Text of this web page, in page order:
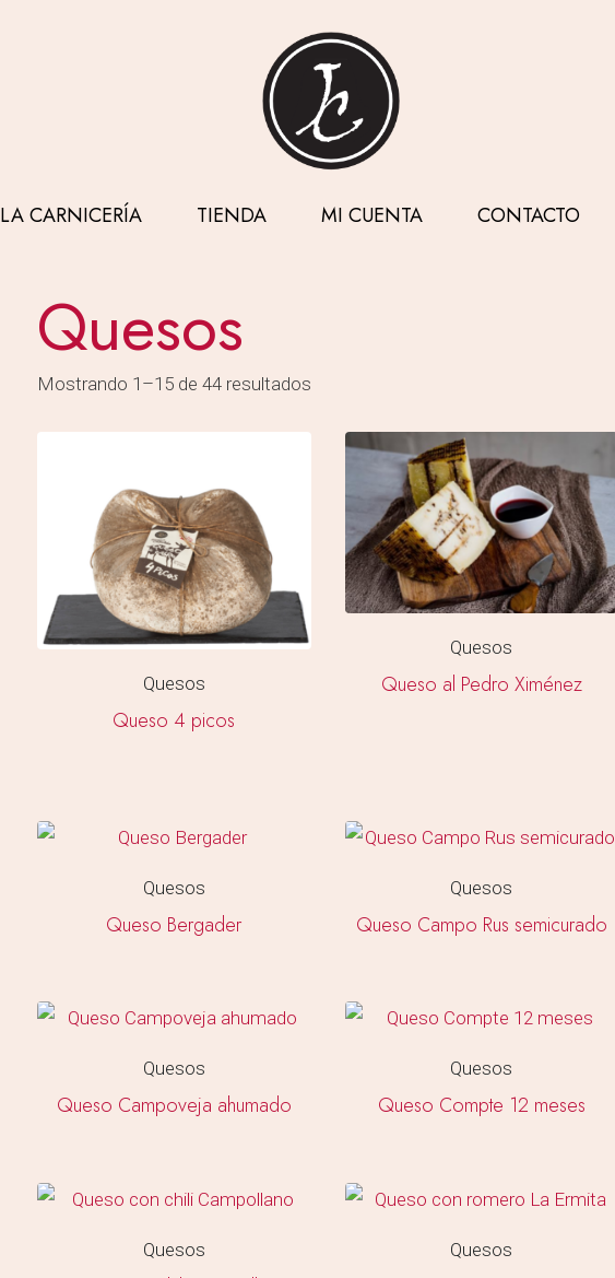
LA CARNICERÍA TIENDA MI CUENTA CONTACTO
Quesos
Mostrando 1–15 de 44 resultados
Quesos
Queso 4 picos
Quesos
Queso al Pedro Ximénez
Quesos
Queso Bergader
Quesos
Queso Campo Rus semicurado
Quesos
Queso Campoveja ahumado
Quesos
Queso Compte 12 meses
Quesos Quesos